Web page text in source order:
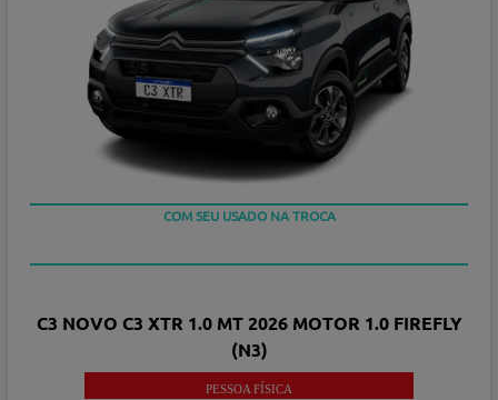
COM SEU USADO NA TROCA
C3 NOVO C3 XTR 1.0 MT 2026 MOTOR 1.0 FIREFLY
(N3)
PESSOA FÍSICA